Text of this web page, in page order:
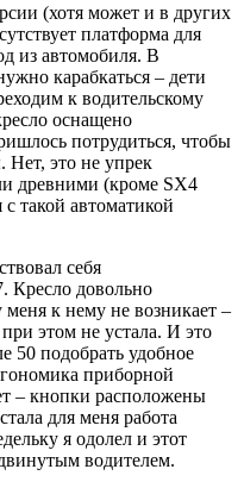
(хотя может и в других
платформа для
из автомобиля. В
карабкаться – дети
к водительскому
оснащено
потрудиться, чтобы
Нет, это не упрек
древними (кроме SX4
такой автоматикой
себя
Кресло довольно
к нему не возникает –
этом не устала. И это
50 подобрать удобное
приборной
– кнопки расположены
для меня работа
я одолел и этот
водителем.